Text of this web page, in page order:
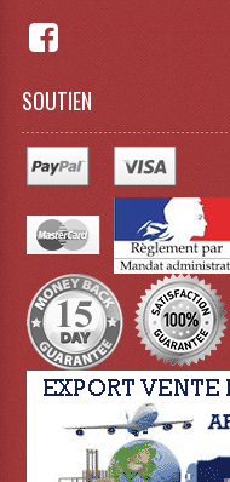
Câble
Câbles
SOUTIEN